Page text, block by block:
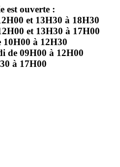
est ouverte :
et 13H30 à 18H30
et 13H30 à 17H00
10H00 à 12H30
de 09H00 à 12H00
à 17H00